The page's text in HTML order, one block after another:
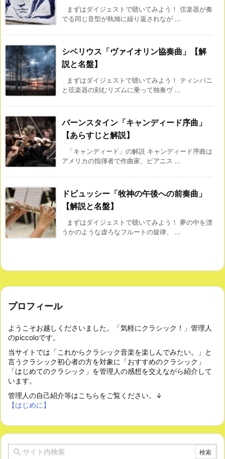
まずはダイジェストで聴いてみよう！ 弦楽器が奏
でる同じ音型が執拗に繰り返されなが ...
シベリウス「ヴァイオリン協奏曲」【解
説と名盤】
まずはダイジェストで聴いてみよう！ ティンパニ
と弦楽器の刻むリズムに乗って独奏ヴ ...
バーンスタイン「キャンディード序曲」
【あらすじと解説】
「キャンディード」の解説 キャンディード序曲は
アメリカの指揮者で作曲家、ピアニス ...
ドビュッシー「牧神の午後への前奏曲」
【解説と名盤】
まずはダイジェストで聴いてみよう！ 夢の中を漂
うかのような虚ろなフルートの旋律、 ...
プロフィール
ようこそお越しくださいました。「気軽にクラシック！」管理人
のpiccoloです。
当サイトでは「これからクラシック音楽を楽しんでみたい。」と
言うクラシック初心者の方を対象に「おすすめのクラシック」
「はじめてのクラシック」を管理人の感想を交えながら紹介して
います。
管理人の自己紹介等はこちらをご覧ください。↓
【はじめに】